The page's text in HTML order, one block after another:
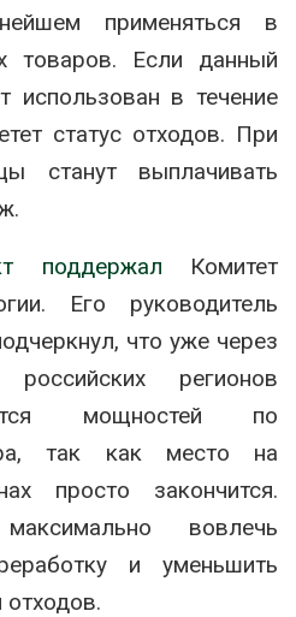
применяться в
товаров. Если данный
использован в течение
статус отходов. При
станут выплачивать
поддержал Комитет
Его руководитель
что уже через
регионов
мощностей по
так как место на
просто закончится.
вовлечь
и уменьшить